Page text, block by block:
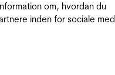
om, hvordan du
inden for sociale